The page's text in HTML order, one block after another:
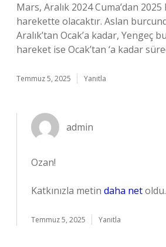
Mars, Aralık 2024 Cuma’dan
harekette olacaktır. Aslan
Aralık’tan Ocak’a kadar, Yengeç
hareket ise Ocak’tan ‘a kadar
Temmuz 5, 2025 Yanıtla
admin
Ozan!
Katkınızla metin daha netoldu.
Temmuz 5, 2025 Yanıtla